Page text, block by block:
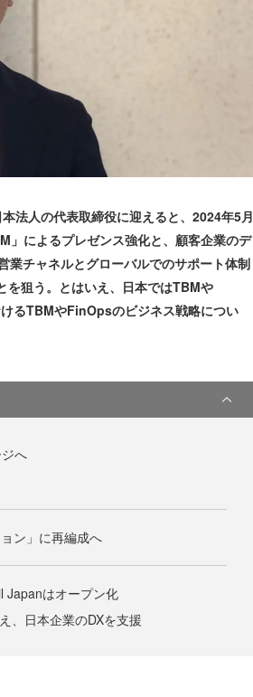
法人の代表取締役に迎えると、2024年5月
によるプレゼンス強化と、顧客企業のデ
チャネルとグローバルでのサポート体制
を狙う。とはいえ、日本ではTBMや
るTBMやFinOpsのビジネス戦略につい
へ
ン」に再編成へ
Japanはオープン化
、日本企業のDXを支援